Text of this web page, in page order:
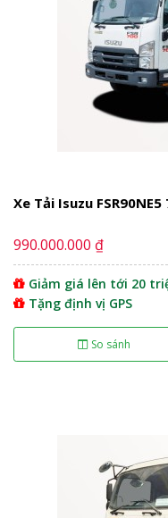
Xe Tải Isuzu
990.000.000 ₫
Giảm giá lên tới 20
Tặng định vị GPS
So sánh